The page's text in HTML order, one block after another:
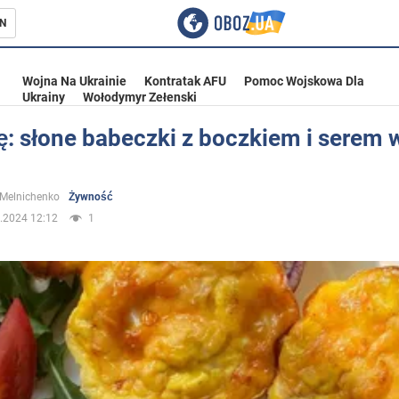
Ukrainie
Wojna Na Ukrainie Kontratak AFU
Pomoc Wojskowa Dla
Ukrainy
Wołodymyr Zełenski
słone babeczki z boczkiem i serem
Żywność
12:12
1